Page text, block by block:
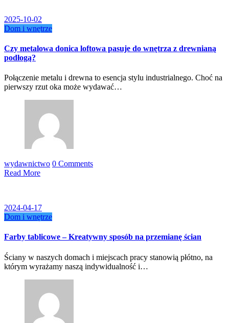
2025-10-02
Dom i wnętrze
Czy metalowa donica loftowa pasuje do wnętrza z drewnianą
podłogą?
Połączenie metalu i drewna to esencja stylu industrialnego. Choć na
pierwszy rzut oka może wydawać…
wydawnictwo 0 Comments
Read More
2024-04-17
Dom i wnętrze
Farby tablicowe – Kreatywny sposób na przemianę ścian
Ściany w naszych domach i miejscach pracy stanowią płótno, na
którym wyrażamy naszą indywidualność i…